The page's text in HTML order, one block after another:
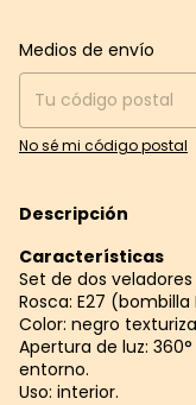
Entregas para el CP:
Medios de envío
No sé mi código postal
Descripción
Características
Set de dos
Rosca: E27
Color: negro
Apertura de luz:
entorno.
Uso: interior.